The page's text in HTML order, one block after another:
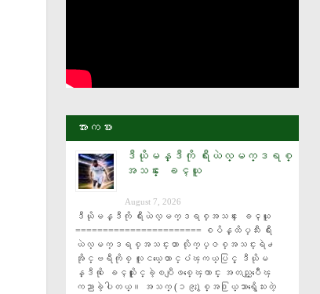
အားကစား
ဒီယိုမန္ဒီကို ရီးယဲလ္မက္ဒရစ္
အသင္း ေခၚယူ
August 7, 2026
ဒီယိုမန္ဒီကို ရီးယဲလ္မက္ဒရစ္အသင္း ေခၚယူ
======================= စပိန္ထိပ္သီး ရီး
ယဲလ္မက္ဒရစ္အသင္းဟာ လိုက္ပ္ဇစ္အသင္းရဲ႕
အိုင္ဗရီကိုစ္ လူငယ္ေတာင္ပံၾကယ္ပြင့္ ဒီယိုမ
န္ဒီကို ေခၚယူႏိုင္ခဲ့ၿပီျဖစ္ေၾကာင္း အတည္ျပဳေၾ
ကညာခဲ့ပါတယ္။ အသက္ (၁၉)ႏွစ္အ႐ြယ္သာရွိေသးတဲ့